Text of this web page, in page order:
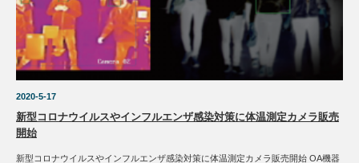
2020-5-17
新型コロナウイルスやインフルエンザ感染対策に体温測定カメラ販売
開始
新型コロナウイルスやインフルエンザ感染対策に体温測定カメラ販売開始 OA機器